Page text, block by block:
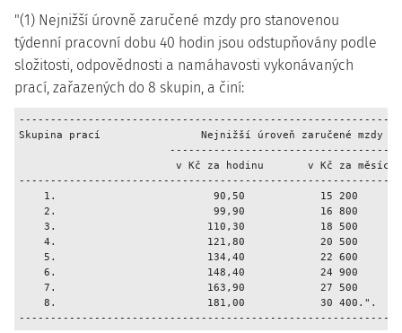
"(1) Nejnižší úrovně zaručené mzdy pro stanovenou
týdenní pracovní dobu 40 hodin jsou odstupňovány podle
složitosti, odpovědnosti a namáhavosti vykonávaných
prací, zařazených do 8 skupin, a činí:
Skupina prací                Nejnižší úroveň zaručené mzdy
                         v Kč za hodinu       v Kč za měsíc
    1.                         90,50            15 200
    2.                         99,90            16 800
    3.                        110,30            18 500
    4.                        121,80            20 500
    5.                        134,40            22 600
    6.                        148,40            24 900
    7.                        163,90            27 500
    8.                        181,00            30 400.".